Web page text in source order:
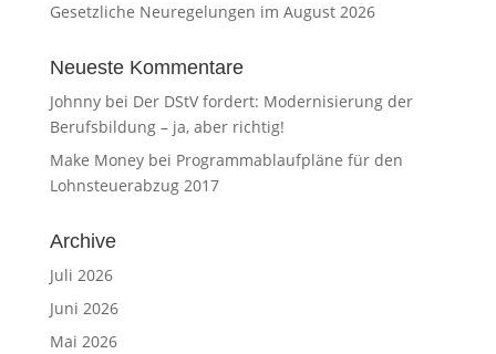
Gesetzliche Neuregelungen im August 2026
Neueste Kommentare
Johnnybei Der DStV fordert: Modernisierung der
Berufsbildung – ja, aber richtig!
Make Moneybei Programmablaufpläne für den
Lohnsteuerabzug 2017
Archive
Juli 2026
Juni 2026
Mai 2026